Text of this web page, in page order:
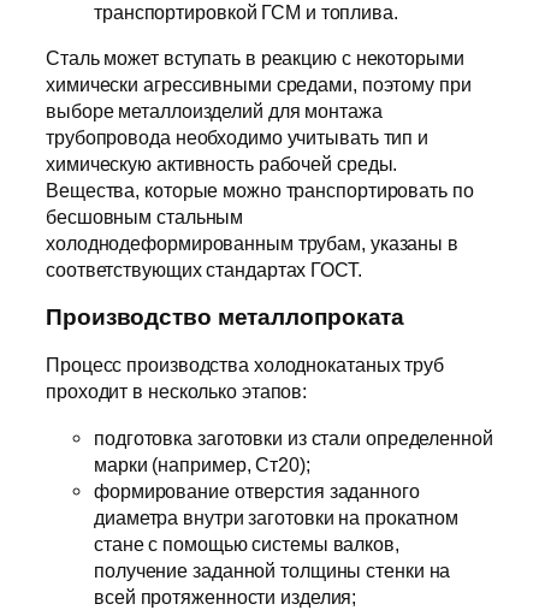
транспортировкой ГСМ и топлива.
Сталь может вступать в реакцию с некоторыми
химически агрессивными средами, поэтому при
выборе металлоизделий для монтажа
трубопровода необходимо учитывать тип и
химическую активность рабочей среды.
Вещества, которые можно транспортировать по
бесшовным стальным
холоднодеформированным трубам, указаны в
соответствующих стандартах ГОСТ.
Производство металлопроката
Процесс производства холоднокатаных труб
проходит в несколько этапов:
подготовка заготовки из стали определенной
марки (например, Ст20);
формирование отверстия заданного
диаметра внутри заготовки на прокатном
стане с помощью системы валков,
получение заданной толщины стенки на
всей протяженности изделия;